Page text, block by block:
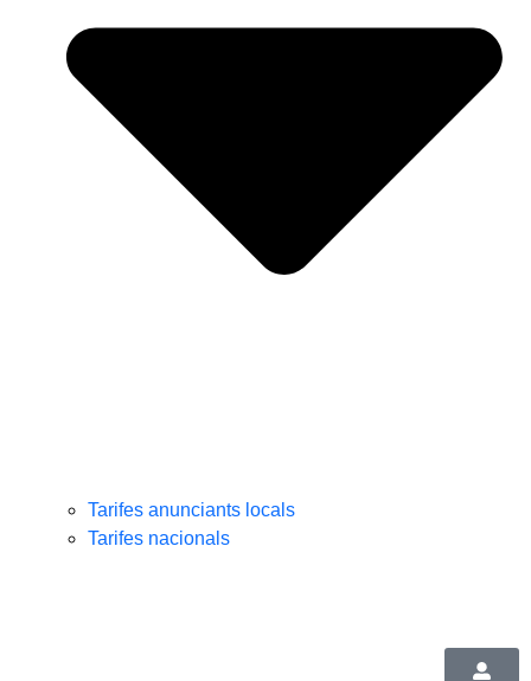
Tarifes anunciants locals
Tarifes nacionals